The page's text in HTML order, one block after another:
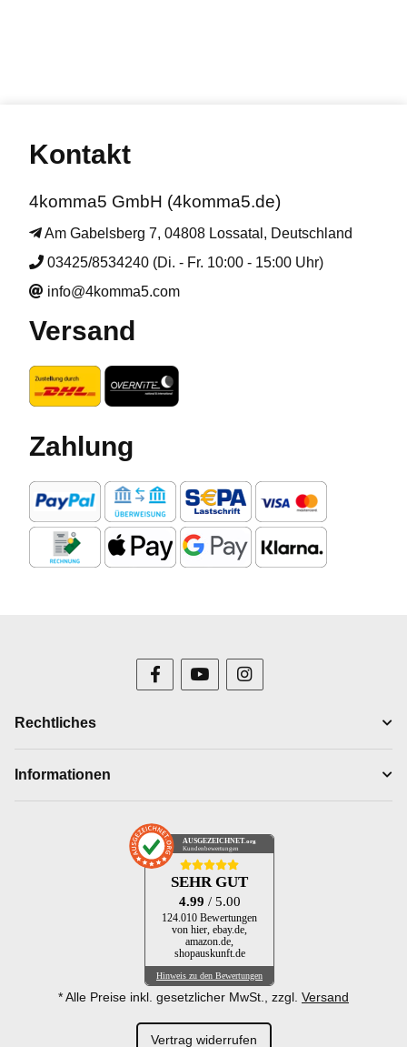
Kontakt
4komma5 GmbH (4komma5.de)
Am Gabelsberg 7, 04808 Lossatal, Deutschland
03425/8534240 (Di. - Fr. 10:00 - 15:00 Uhr)
info@4komma5.com
Versand
Zahlung
Rechtliches
Informationen
AUSGEZEICHNET .org
Kundenbewertungen
SEHR GUT
4.99 / 5.00
124.010 Bewertungen
von hier, ebay.de,
amazon.de,
shopauskunft.de
Hinweis zu den Bewertungen
* Alle Preise inkl. gesetzlicher MwSt., zzgl. Versand
Vertrag widerrufen